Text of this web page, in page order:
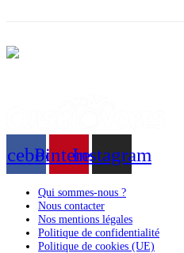
PinterestInstagram
Qui sommes-nous ?
Nous contacter
Nos mentions légales
Politique de confidentialité
Politique de cookies (UE)